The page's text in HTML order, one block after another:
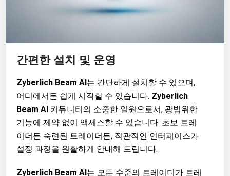
간편한 설치 및 운영
Zyberlich Beam AI는 간단하게 설치할 수 있으며,
어디에서든 쉽게 시작할 수 있습니다. Zyberlich
Beam AI 커뮤니티의 소중한 일원으로서, 광범위한
기능에 제약 없이 액세스할 수 있습니다. 초보 트레
이더든 숙련된 트레이더든, 직관적인 인터페이스가
설정 과정을 원활하게 안내해 드립니다.
Zyberlich Beam AI는 모든 수준의 트레이더가 트레